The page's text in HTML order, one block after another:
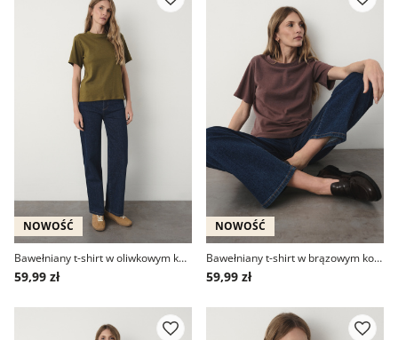
NOWOŚĆ
Bawełniany t-shirt w oliwkowym kolorze
59,99 zł
NOWOŚĆ
Bawełniany t-shirt w brązowym kolorze
59,99 zł